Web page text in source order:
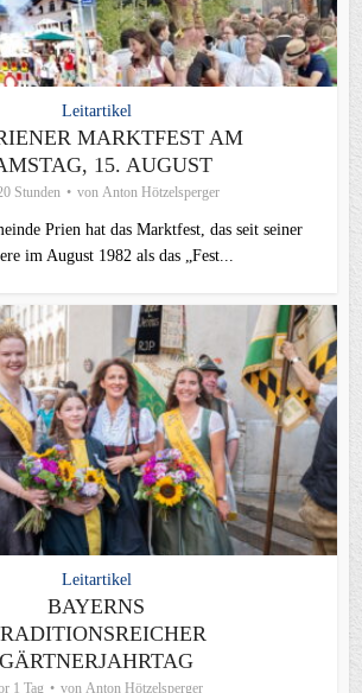
Leitartikel
MARKTFEST AM
15. AUGUST
Stunden von Anton Hötzelsperger
Prien hat das Marktfest, das seit seiner
im August 1982 als das „Fest...
Leitartikel
BAYERNS
GÄRTNERJAHRTAG
1 Tag von Anton Hötzelsperger